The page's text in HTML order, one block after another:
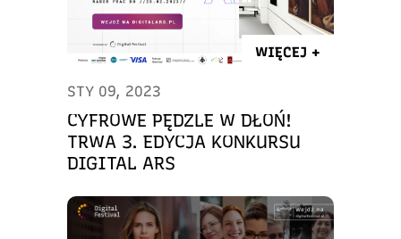
WIĘCEJ +
STY 09, 2023
CYFROWE PĘDZLE W DŁOŃ!
TRWA 3. EDYCJA KONKURSU
DIGITAL ARS